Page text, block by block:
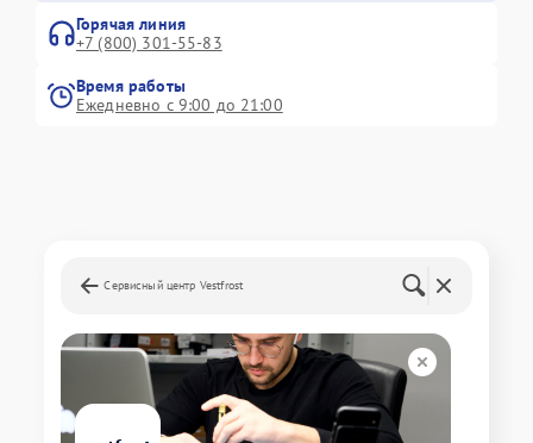
Горячая линия
+7 (800) 301-55-83
Время работы
Ежедневно с 9:00 до 21:00
Сервисный центр Vestfrost